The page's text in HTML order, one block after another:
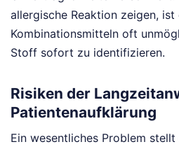
allergische Reaktion zeigen, ist
Kombinationsmitteln oft
Stoff sofort zu identifizieren.
Risiken der
Patientenaufklärung
Ein wesentliches Problem